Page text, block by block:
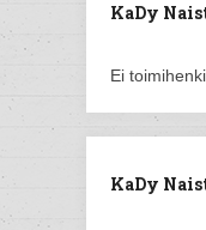
KaDy
Ei
KaDy